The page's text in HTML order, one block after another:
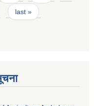
last »